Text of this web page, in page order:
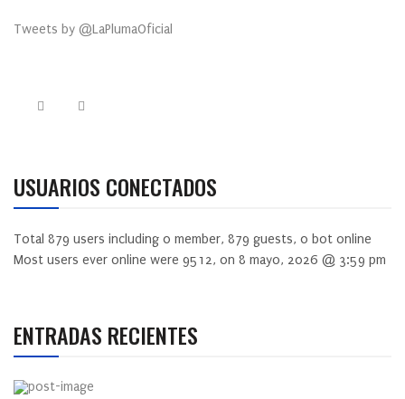
Tweets by @LaPlumaOficial
USUARIOS CONECTADOS
Total 879 users including 0 member, 879 guests, 0 bot online
Most users ever online were 9512, on 8 mayo, 2026 @ 3:59 pm
ENTRADAS RECIENTES